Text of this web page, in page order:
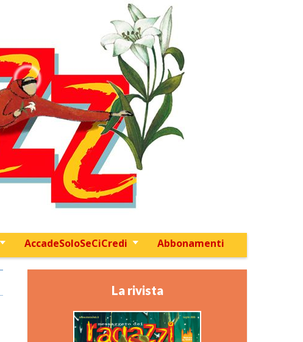
AccadeSoloSeCiCredi Abbonamenti
La rivista